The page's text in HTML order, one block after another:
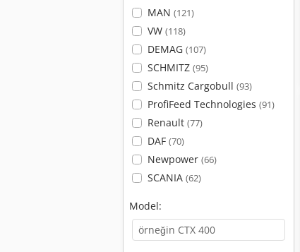
MAN (121)
VW (118)
DEMAG (107)
SCHMITZ (95)
Schmitz Cargobull (93)
ProfiFeed Technologies (91)
Renault (77)
DAF (70)
Newpower (66)
SCANIA (62)
Model: